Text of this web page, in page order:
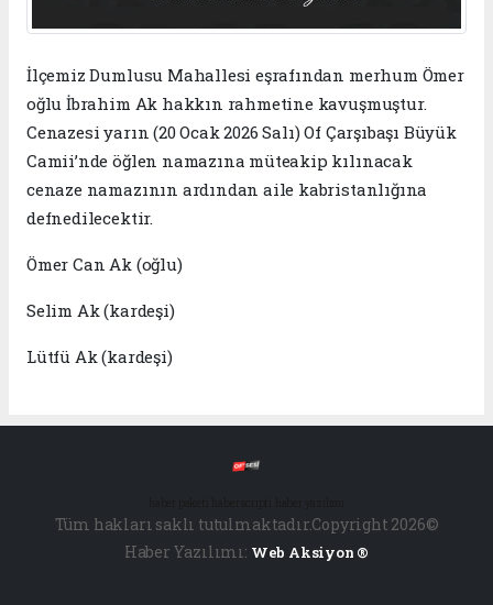
İlçemiz Dumlusu Mahallesi eşrafından merhum Ömer
oğlu İbrahim Ak hakkın rahmetine kavuşmuştur.
Cenazesi yarın (20 Ocak 2026 Salı) Of Çarşıbaşı Büyük
Camii’nde öğlen namazına müteakip kılınacak
cenaze namazının ardından aile kabristanlığına
defnedilecektir.
Ömer Can Ak (oğlu)
Selim Ak (kardeşi)
Lütfü Ak (kardeşi)
Tüm hakları saklı tutulmaktadır.Copyright 2026©
Haber Yazılımı: Web Aksiyon ®